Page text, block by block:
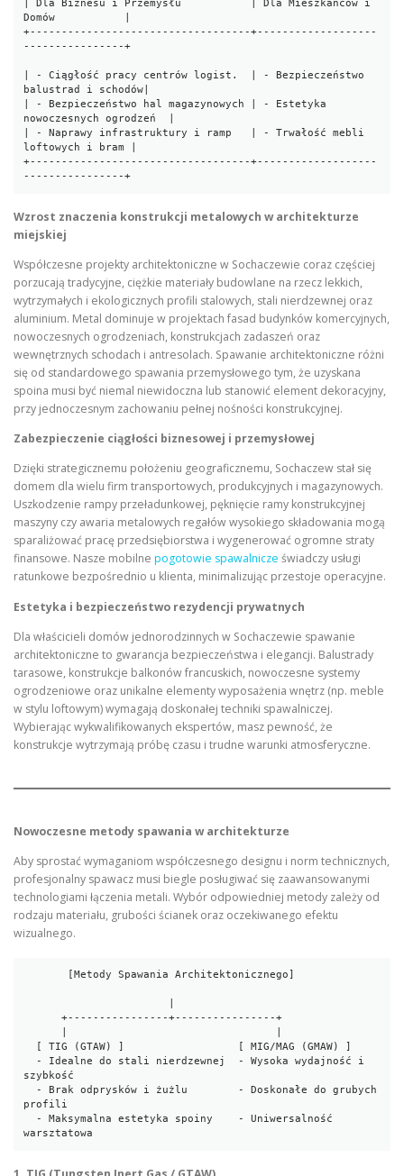
| Dla Biznesu i Przemysłu           | Dla Mieszkańców i
Domów           |
+-----------------------------------+-------------------
----------------+
| - Ciągłość pracy centrów logist.  | - Bezpieczeństwo
balustrad i schodów|
| - Bezpieczeństwo hal magazynowych | - Estetyka
nowoczesnych ogrodzeń  |
| - Naprawy infrastruktury i ramp   | - Trwałość mebli
loftowych i bram |
+-----------------------------------+-------------------
Wzrost znaczenia konstrukcji metalowych w architekturze
miejskiej
Współczesne projekty architektoniczne w Sochaczewie coraz częściej
porzucają tradycyjne, ciężkie materiały budowlane na rzecz lekkich,
wytrzymałych i ekologicznych profili stalowych, stali nierdzewnej oraz
aluminium. Metal dominuje w projektach fasad budynków komercyjnych,
nowoczesnych ogrodzeniach, konstrukcjach zadaszeń oraz
wewnętrznych schodach i antresolach. Spawanie architektoniczne różni
się od standardowego spawania przemysłowego tym, że uzyskana
spoina musi być niemal niewidoczna lub stanowić element dekoracyjny,
przy jednoczesnym zachowaniu pełnej nośności konstrukcyjnej.
Zabezpieczenie ciągłości biznesowej i przemysłowej
Dzięki strategicznemu położeniu geograficznemu, Sochaczew stał się
domem dla wielu firm transportowych, produkcyjnych i magazynowych.
Uszkodzenie rampy przeładunkowej, pęknięcie ramy konstrukcyjnej
maszyny czy awaria metalowych regałów wysokiego składowania mogą
sparaliżować pracę przedsiębiorstwa i wygenerować ogromne straty
finansowe. Nasze mobilne pogotowie spawalnicze świadczy usługi
ratunkowe bezpośrednio u klienta, minimalizując przestoje operacyjne.
Estetyka i bezpieczeństwo rezydencji prywatnych
Dla właścicieli domów jednorodzinnych w Sochaczewie spawanie
architektoniczne to gwarancja bezpieczeństwa i elegancji. Balustrady
tarasowe, konstrukcje balkonów francuskich, nowoczesne systemy
ogrodzeniowe oraz unikalne elementy wyposażenia wnętrz (np. meble
w stylu loftowym) wymagają doskonałej techniki spawalniczej.
Wybierając wykwalifikowanych ekspertów, masz pewność, że
konstrukcje wytrzymają próbę czasu i trudne warunki atmosferyczne.
Nowoczesne metody spawania w architekturze
Aby sprostać wymaganiom współczesnego designu i norm technicznych,
profesjonalny spawacz musi biegle posługiwać się zaawansowanymi
technologiami łączenia metali. Wybór odpowiedniej metody zależy od
rodzaju materiału, grubości ścianek oraz oczekiwanego efektu
wizualnego.
      +----------------+----------------+
szybkość
profili